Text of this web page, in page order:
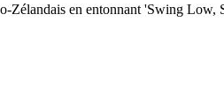
en entonnant 'Swing Low,